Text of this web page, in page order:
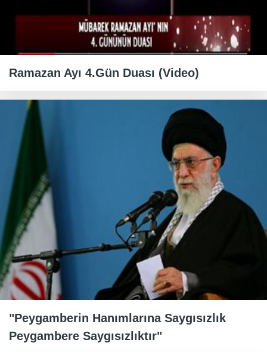
Ramazan Ayı 4.Gün Duası (Video)
"Peygamberin Hanımlarına Saygısızlık
Peygambere Saygısızlıktır"